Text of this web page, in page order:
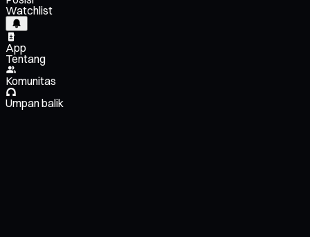
Watchlist
App
Tentang
Komunitas
Umpan balik